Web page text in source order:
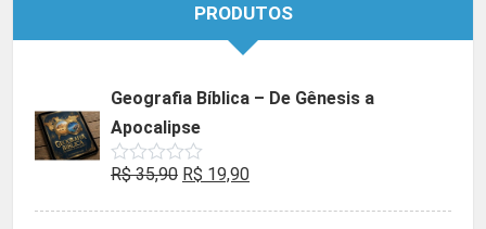
PRODUTOS
Geografia Bíblica – De Gênesis a
Apocalipse
Avaliação
de
R$35,90 O
R$ 19,90O